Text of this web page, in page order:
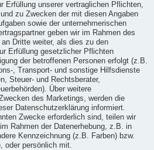
Erfüllung unserer vertraglichen Pflichten,
zu Zwecken der mit diesen Angaben
sowie der unternehmerischen
geben wir im Rahmen des
Dritte weiter, als dies zu den
Erfüllung gesetzlicher Pflichten
der betroffenen Personen erfolgt (z.B.
, Transport- und sonstige Hilfsdienste
Steuer- und Rechtsberater,
Über weitere
des Marketings, werden die
Datenschutzerklärung informiert.
Zwecke erforderlich sind, teilen wir
Rahmen der Datenerhebung, z.B. in
Kennzeichnung (z.B. Farben) bzw.
oder persönlich mit.